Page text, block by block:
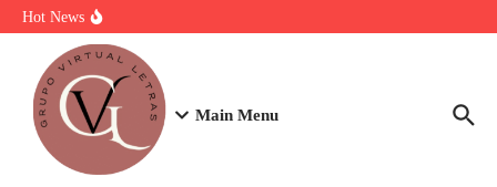
Ir para o conteúdo
Hot News
Strogonoff de frango light: A Receita Definitiva para Ganhar Massa
com Prazer
Plano de 7 Dias de Treino, Energia e Nutrição
Main Menu